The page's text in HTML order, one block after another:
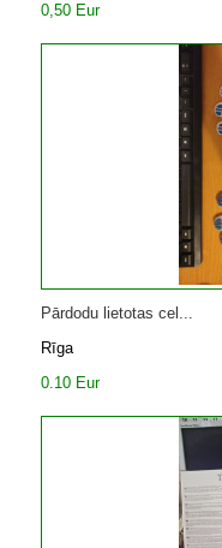
0,50 Eur
Pārdodu lietotas cel...
Rīga
0.10 Eur